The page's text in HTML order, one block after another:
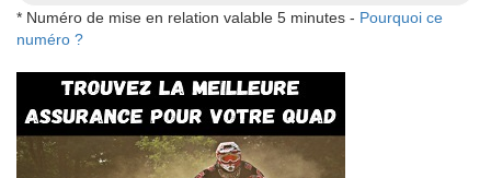
* Numéro de mise en relation valable 5 minutes - Pourquoi ce
numéro ?